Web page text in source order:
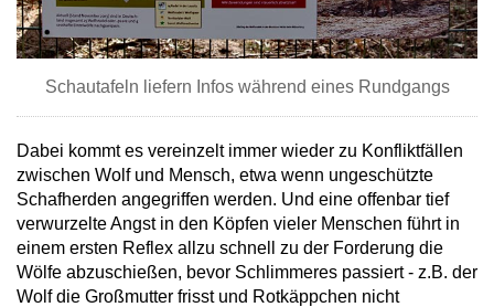
Schautafeln liefern Infos während eines Rundgangs
Dabei kommt es vereinzelt immer wieder zu Konfliktfällen
zwischen Wolf und Mensch, etwa wenn ungeschützte
Schafherden angegriffen werden. Und eine offenbar tief
verwurzelte Angst in den Köpfen vieler Menschen führt in
einem ersten Reflex allzu schnell zu der Forderung die
Wölfe abzuschießen, bevor Schlimmeres passiert - z.B. der
Wolf die Großmutter frisst und Rotkäppchen nicht